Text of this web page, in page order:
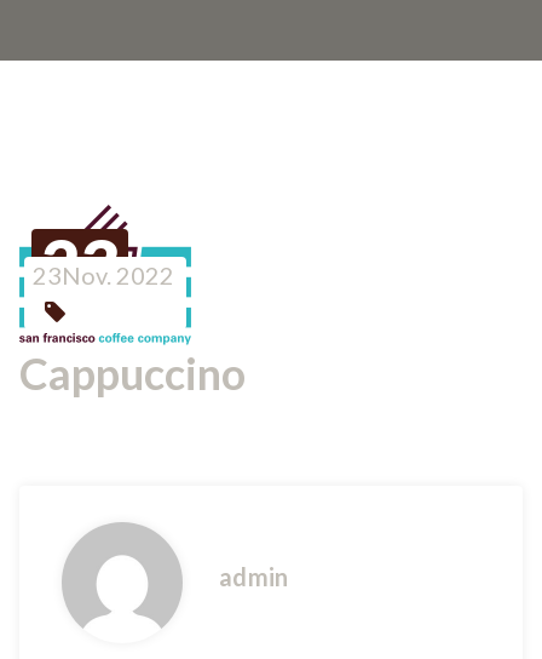
23
NOV.
2022
23Nov. 2022
Cappuccino
admin